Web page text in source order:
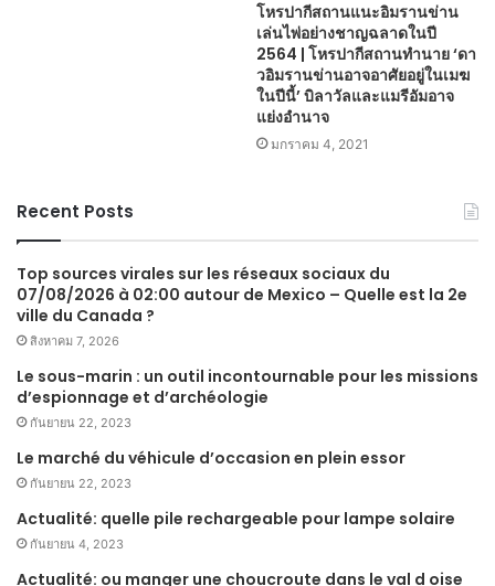
โหรปากีสถานแนะอิมรานข่าน
เล่นไพ่อย่างชาญฉลาดในปี
2564 | โหรปากีสถานทำนาย ‘ดา
วอิมรานข่านอาจอาศัยอยู่ในเมฆ
ในปีนี้’ บิลาวัลและแมรีอัมอาจ
แย่งอำนาจ
มกราคม 4, 2021
Recent Posts
Top sources virales sur les réseaux sociaux du
07/08/2026 à 02:00 autour de Mexico – Quelle est la 2e
ville du Canada ?
สิงหาคม 7, 2026
Le sous-marin : un outil incontournable pour les missions
d’espionnage et d’archéologie
กันยายน 22, 2023
Le marché du véhicule d’occasion en plein essor
กันยายน 22, 2023
Actualité: quelle pile rechargeable pour lampe solaire
กันยายน 4, 2023
Actualité: ou manger une choucroute dans le val d oise